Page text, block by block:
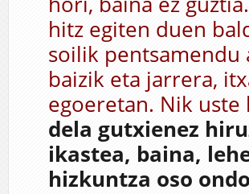
hitz egiten duen
soilik pentsamendu
baizik eta jarrera,
egoeretan. Nik
dela gutxienez
ikastea, baina,
hizkuntza oso